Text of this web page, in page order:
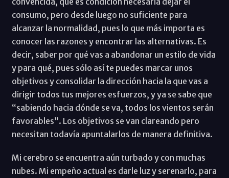
consumo, pero desde luego no suficiente para
alcanzar la normalidad, pues lo que más importa es
conocer las razones y encontrar las alternativas. Es
decir, saber por qué vas a abandonar un estilo de vida
y para qué, pues sólo así te puedes marcar unos
objetivos y consolidar la dirección hacia la que vas a
dirigir todos tus mejores esfuerzos, y ya se sabe que
“sabiendo hacia dónde se va, todos los vientos serán
favorables”. Los objetivos se van clareando pero
necesitan todavía apuntalarlos de manera definitiva.
Mi cerebro se encuentra aún turbado y con muchas
nubes. Mi empeño actual es darle luz y serenarlo, para